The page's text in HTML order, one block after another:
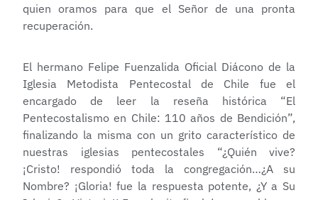
quien oramos para que el Señor de una pronta
recuperación.
El hermano Felipe Fuenzalida Oficial Diácono de la
Iglesia Metodista Pentecostal de Chile fue el
encargado de leer la reseña histórica “El
Pentecostalismo en Chile: 110 años de Bendición”,
finalizando la misma con un grito característico de
nuestras iglesias pentecostales “¿Quién vive?
¡Cristo! respondió toda la congregación…¿A su
Nombre? ¡Gloria! fue la respuesta potente, ¿Y a Su